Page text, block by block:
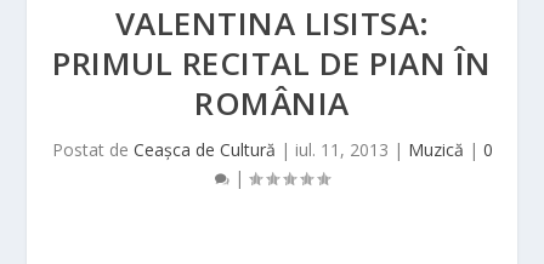
VALENTINA LISITSA:
PRIMUL RECITAL DE PIAN ÎN
ROMÂNIA
Postat de Ceașca de Cultură | iul. 11, 2013 | Muzică | 0
|